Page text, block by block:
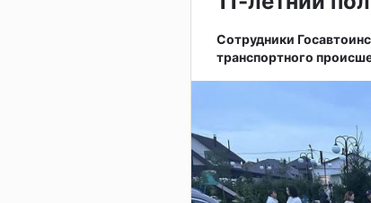
Сотрудники
транспортного